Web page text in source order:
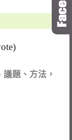
題、方法，